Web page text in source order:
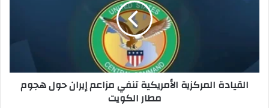
هجوم
مطار
الكويت
القيادة المركزية الأمريكية تنفي مزاعم إيران حول هجوم
مطار الكويت